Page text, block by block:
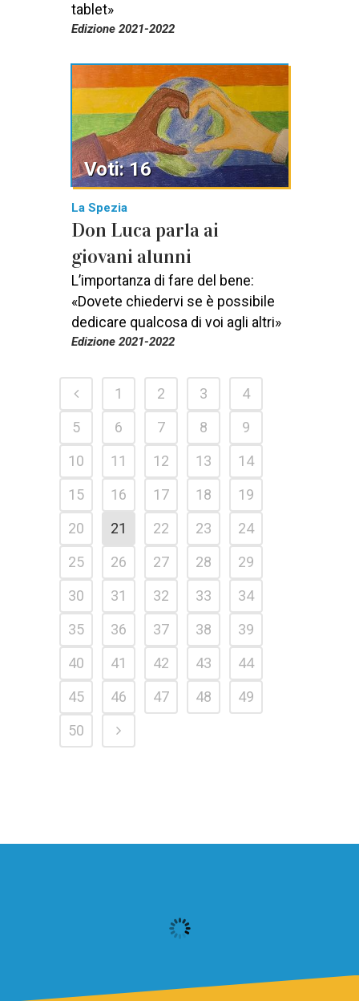
tablet»
Edizione 2021-2022
La Spezia
Don Luca parla ai
giovani alunni
L’importanza di fare del bene:
«Dovete chiedervi se è possibile
dedicare qualcosa di voi agli altri»
Edizione 2021-2022
Voti: 16
1 2 3
4
5
6 7 8
9
10
11 12 13
14
15
16 17 18
19
20
21 22 23
24
25
26 27 28
29
30
31 32 33
34
35
36 37 38
39
40
41 42 43
44
45
46 47 48
49
50